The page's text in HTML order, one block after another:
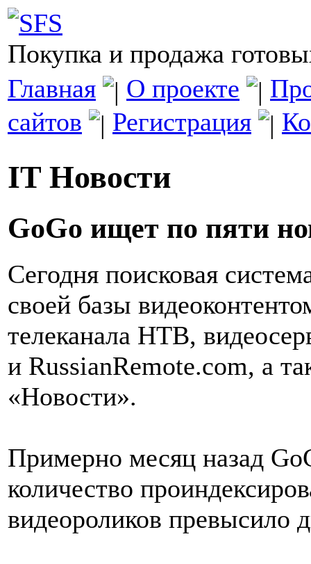
Покупка и продажа
Главная
О проекте
сайтов
Регистрация
IT Новости
GoGo ищет по пяти
Сегодня поисковая
своей базы
телеканала НТВ,
и RussianRemote.com, а
«Новости».
Примерно месяц назад
количество
видеороликов превысило